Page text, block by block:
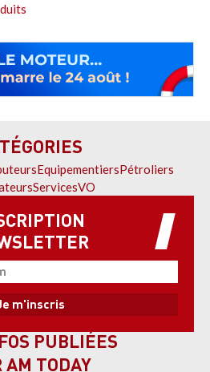
EquipementiersPétroliers
ServicesVO
PUBLIÉES
AM TODAY